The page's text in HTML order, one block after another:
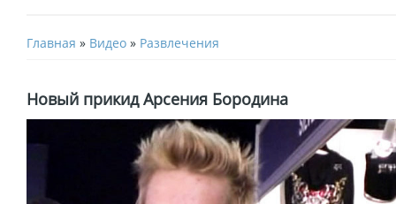
Главная » Видео » Развлечения
Новый прикид Арсения Бородина